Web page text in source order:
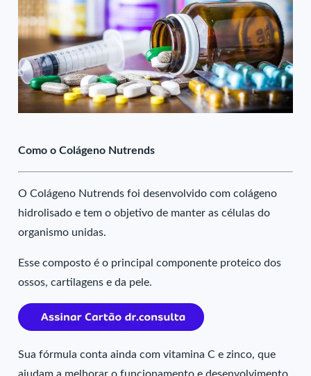
Como o Colágeno Nutrends
O Colágeno Nutrends foi desenvolvido com colágeno
hidrolisado e tem o objetivo de manter as células do
organismo unidas.
Esse composto é o principal componente proteico dos
ossos, cartilagens e da pele.
Sua fórmula conta ainda com vitamina C e zinco, que